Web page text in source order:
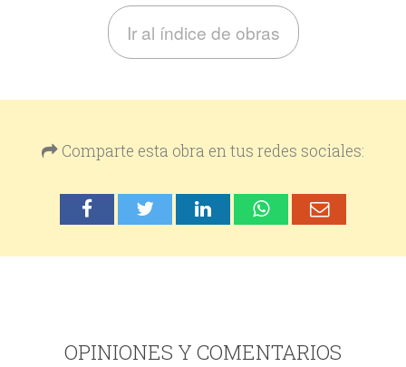
Ir al índice de obras
Comparte esta obra en tus redes sociales:
OPINIONES Y COMENTARIOS